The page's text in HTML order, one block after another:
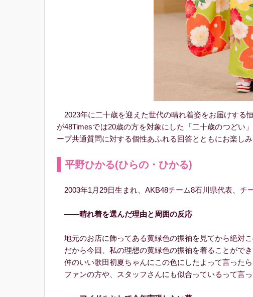
2023年に二十歳を迎えた世代の晴れ着姿をお届けする
が48Timesでは20歳の方を対象にした「二十歳のつどい
ープ共通質問に対する個性あふれる回答とともにお楽しみ
平野ひかる(ひらの・ひかる)
2003年1月29日生まれ、AKB48チーム8石川県代表、チ
――晴れ着を選んだ理由と周囲の反応
地元のお店に飾ってある黄緑色の振袖を見てから絶対
だから今回、私の理想の黄緑色の振袖を着ることができ
仲のいい歌田初夏ちゃんにこの色にしたよって言った
ファンの方や、スタッフさんにも似合っているって言